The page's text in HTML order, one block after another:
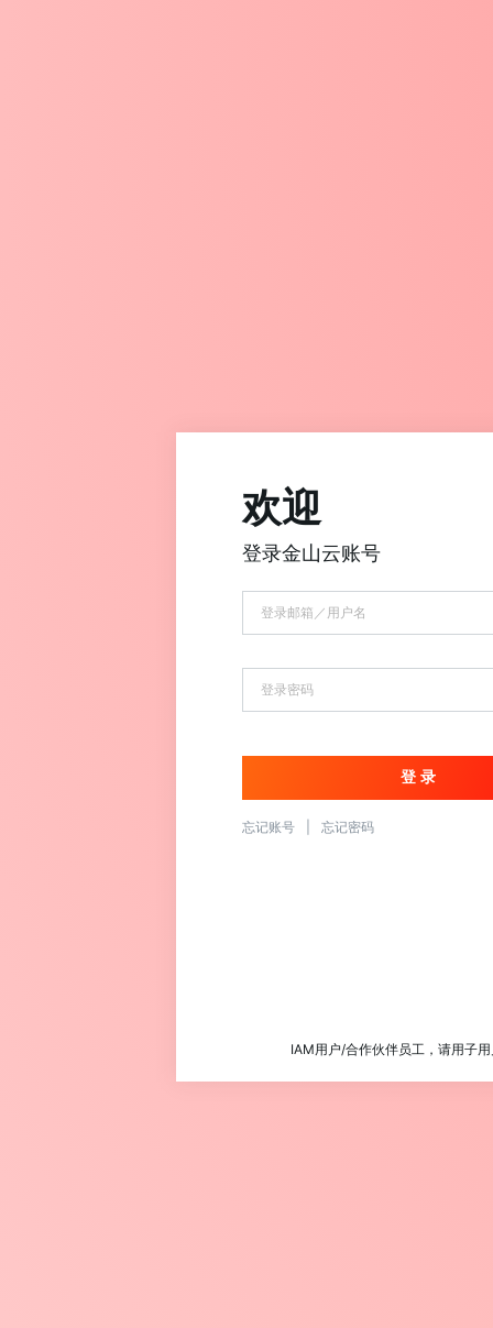
欢迎
登录金山云账号
忘记账号 忘记密码
IAM用户/合作伙伴员工，请用子